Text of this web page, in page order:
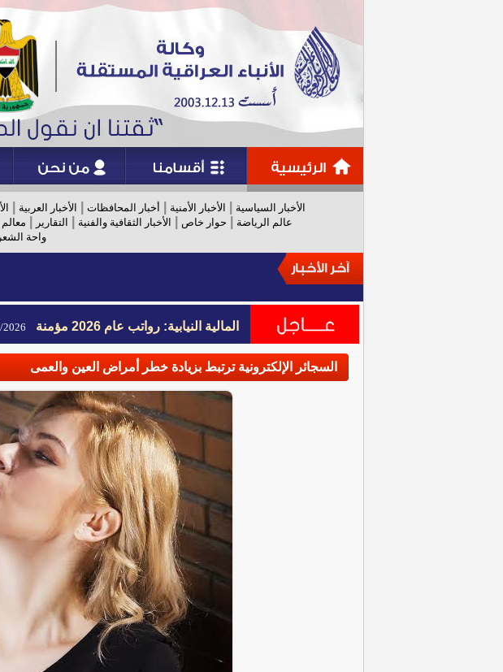
الأخبار السياسية الأخبار الأمنية أخبار المحافظات الأخبار العربية
عالم الرياضة
حوار خاص الأخبار الثقافية والفنية التقارير
واحة الشعر
المالية النيابية: رواتب عام 2026 مؤمنة 09:41
المالية النيابية: رواتب عام 2026 مؤمنة 09:41
السجائر الإلكترونية ترتبط بزيادة خطر أمراض العين والعمى